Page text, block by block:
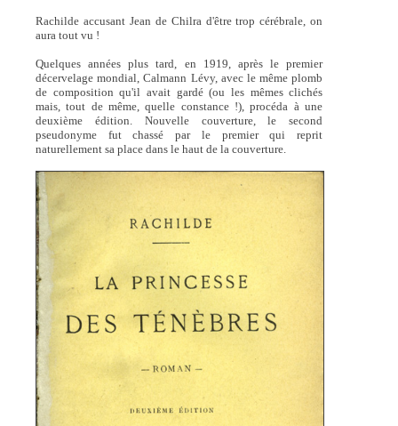
Rachilde accusant Jean de Chilra d'être trop cérébrale, on
aura tout vu !
Quelques années plus tard, en 1919, après le premier
décervelage mondial, Calmann Lévy, avec le même plomb
de composition qu'il avait gardé (ou les mêmes clichés
mais, tout de même, quelle constance !), procéda à une
deuxième édition. Nouvelle couverture, le second
pseudonyme fut chassé par le premier qui reprit
naturellement sa place dans le haut de la couverture.